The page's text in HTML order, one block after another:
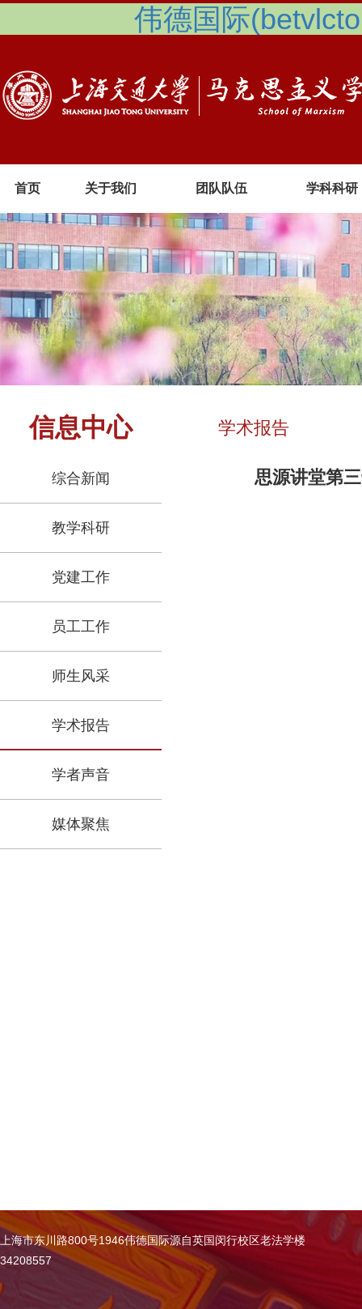
伟德国际
首页 关于我们 团队队伍 学科科研
信息中心
综合新闻
教学科研
党建工作
员工工作
师生风采
学术报告
学者声音
媒体聚焦
学术报告
思源讲堂第
上海市东川路800号1946伟德国际源自英国闵行校区老法学楼
34208557